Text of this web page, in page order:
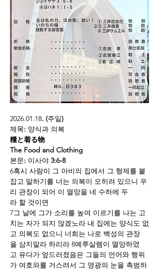
2026.01.18. (주일)
제목: 양식과 의복
糧と着る物
The Food and Clothing
본문: 이사야 3:6-8
6혹시 사람이 그 아비의 집에서 그 형제를 붙
잡고 말하기를 너는 의복이 오히려 있으니 우
리 관장이 되어 이 멸망을 네 수하에 두
라 할 것이면
7그 날에 그가 소리를 높여 이르기를 나는 고
치는 자가 되지 않겠노라 내 집에는 양식도 없
고 의복도 없으니 너희는 나로 백성의 관장
을 삼지말라 하리라 8예루살렘이 멸망하였
고 유다가 엎드러졌음은 그들의 언어와 행위
가 여호와를 거스려서 그 영광의 눈을 촉범하